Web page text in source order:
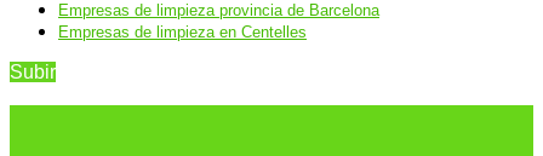
Empresas de limpieza provincia de Barcelona
Empresas de limpieza en Centelles
Subir